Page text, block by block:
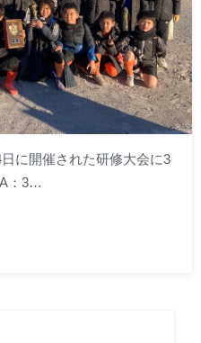
に開催された研修大会に3
：3…